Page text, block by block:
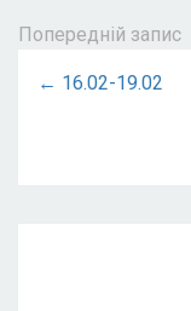
Попередній запис
← 16.02-19.02